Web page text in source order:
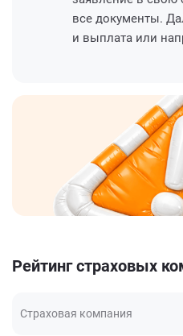
все документы.
и выплата или
Рейтинг страховых
Страховая компания